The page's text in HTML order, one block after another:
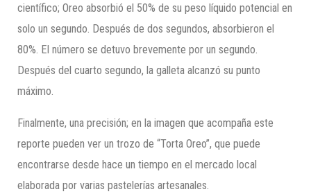
científico; Oreo absorbió el 50% de su peso líquido potencial en
solo un segundo. Después de dos segundos, absorbieron el
80%. El número se detuvo brevemente por un segundo.
Después del cuarto segundo, la galleta alcanzó su punto
máximo.
Finalmente, una precisión; en la imagen que acompaña este
reporte pueden ver un trozo de “Torta Oreo”, que puede
encontrarse desde hace un tiempo en el mercado local
elaborada por varias pastelerías artesanales.